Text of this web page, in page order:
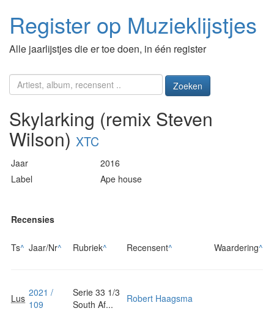
Register op Muzieklijstjes
Alle jaarlijstjes die er toe doen, in één register
Zoeken
Skylarking (remix Steven
Wilson) XTC
Jaar
2016
Label
Ape house
Recensies
Ts^ Jaar/Nr^ Rubriek^ Recensent^ Waardering^
Lus 2021 /
109
Serie 33 1/3
South Af...
Robert Haagsma